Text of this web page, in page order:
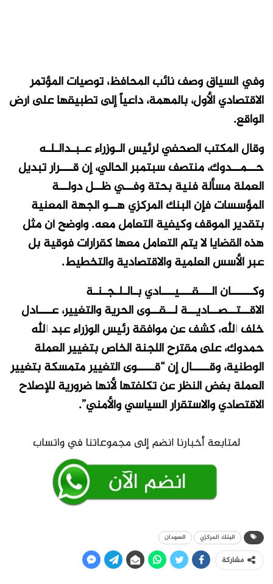
وفي السياق وصف نائب المحافظ، توصيات المؤتمر
الاقتصادي الأول، بالمهمة، داعياً إلى تطبيقها على أرض
الواقع.
وقال المكتب الصحفي لرئيس الـوزراء عـبـدالـلـه
حــمــدوك، منتصف سبتمبر الحالي، إن قـــرار تبديل
العملة مسألة فنية بحتة وفــي ظــل دولــة
المؤسسات فإن البنك المركزي هــو الجهة المعنية
بتقدير الموقف وكيفية التعامل معه. وأوضح أن مثل
هذه القضايا لا يتم التعامل معها كقرارات فوقية بل
عبر الأسس العلمية والاقتصادية والتخطيط.
وكـــــان الـــقـــيـــادي بـالـلـجـنـة
الاقــتــصــاديــة لــقــوى الحرية والتغيير، عـــادل
خلف الله، كشف عن موافقة رئيس الوزراء عبد الله
حمدوك، على مقترح اللجنة الخاص بتغيير العملة
الوطنية، وقــــال إن “قــــوى التغيير متمسكة بتغيير
العملة بغض النظر عن تكلفتها لأنها ضرورية للإصلاح
الاقتصادي والاستقرار السياسي والأمني”.
البنك المركزي السودان
مشاركة